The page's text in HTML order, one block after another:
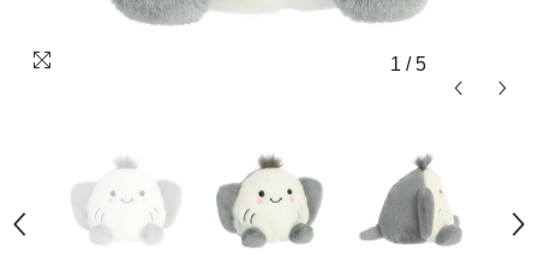
1 / 5